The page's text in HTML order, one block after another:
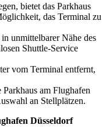
bietet das Parkhaus
das Terminal zu
unmittelbarer Nähe des
Shuttle-Service
vom Terminal entfernt,
Parkhaus am Flughafen
an Stellplätzen.
Düsseldorf